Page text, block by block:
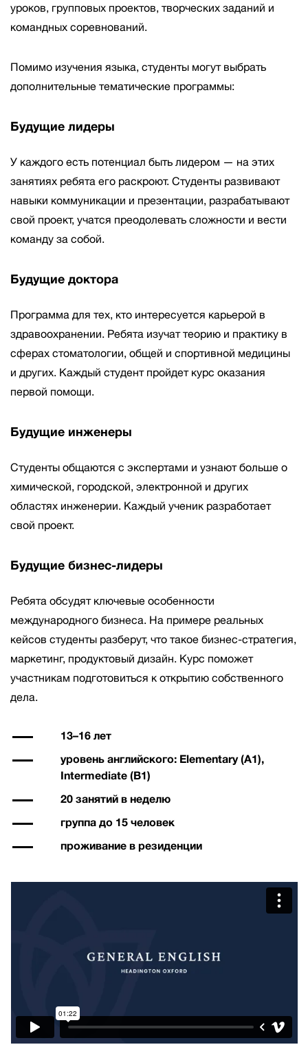
уроков, групповых проектов, творческих заданий и
командных соревнований.
Помимо изучения языка, студенты могут выбрать
дополнительные тематические программы:
Будущие лидеры
У каждого есть потенциал быть лидером — на этих
занятиях ребята его раскроют. Студенты развивают
навыки коммуникации и презентации, разрабатывают
свой проект, учатся преодолевать сложности и вести
команду за собой.
Будущие доктора
Программа для тех, кто интересуется карьерой в
здравоохранении. Ребята изучат теорию и практику в
сферах стоматологии, общей и спортивной медицины
и других. Каждый студент пройдет курс оказания
первой помощи.
Будущие инженеры
Студенты общаются с экспертами и узнают больше о
химической, городской, электронной и других
областях инженерии. Каждый ученик разработает
свой проект.
Будущие бизнес-лидеры
Ребята обсудят ключевые особенности
международного бизнеса. На примере реальных
кейсов студенты разберут, что такое бизнес-стратегия,
маркетинг, продуктовый дизайн. Курс поможет
участникам подготовиться к открытию собственного
дела.
13–16 лет
уровень английского: Elementary (A1),
Intermediate (B1)
20 занятий в неделю
группа до 15 человек
проживание в резиденции